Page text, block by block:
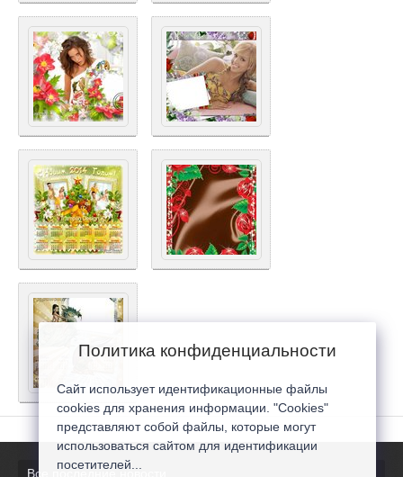
Все последние новости
Политика конфиденциальности
Сайт использует идентификационные файлы
cookies для хранения информации. "Cookies"
представляют собой файлы, которые могут
использоваться сайтом для идентификации
посетителей...